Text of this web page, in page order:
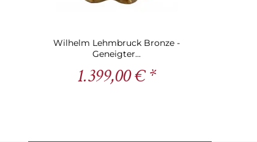
Wilhelm Lehmbruck Bronze -
Geneigter...
1.399,00 € *